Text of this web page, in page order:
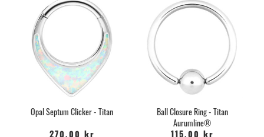
Opal Septum Clicker - Titan
Ball Closure Ring - Titan
Aurumline®